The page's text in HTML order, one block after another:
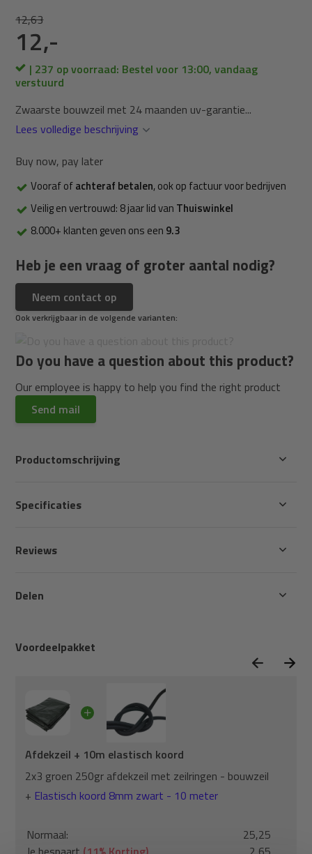
12,63
12,-
| 237 op voorraad: Bestel voor 13:00, vandaag
verstuurd
Zwaarste bouwzeil met 24 maanden uv-garantie...
Lees volledige beschrijving
Buy now, pay later
Vooraf ofachteraf betalen, ook op factuur voor bedrijven
Veilig en vertrouwd: 8 jaar lid van Thuiswinkel
8.000+ klanten geven ons een 9.3
Heb je een vraag of groter aantal nodig?
Neem contact op
Ook verkrijgbaar in de volgende varianten:
Do you have a question about this product?
Our employee is happy to help you find the right product
Send mail
Voordeelpakket
Afdekzeil + 10m elastisch koord
2x3 groen 250gr afdekzeil met zeilringen - bouwzeil
+ Elastisch koord 8mm zwart - 10 meter
Normaal:
25,25
Productomschrijving
Specificaties
Reviews
Delen